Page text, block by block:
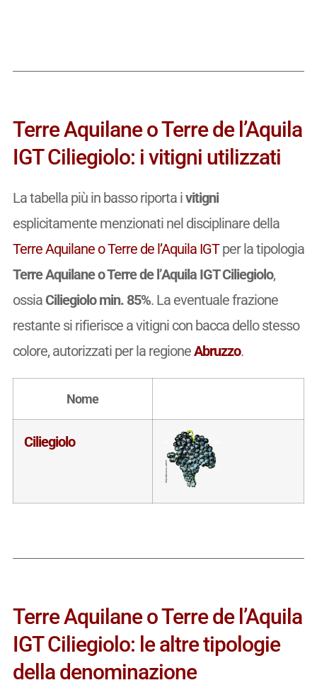
Terre Aquilane o Terre de l’Aquila
IGT Ciliegiolo: i vitigni utilizzati
La tabella più in basso riporta ivitigni
esplicitamente menzionati nel disciplinare della
Terre Aquilane o Terre de l’Aquila IGTper la tipologia
Terre Aquilane o Terre de l’Aquila IGT Ciliegiolo,
ossia Ciliegiolo min. 85%. La eventuale frazione
restante si rifierisce a vitigni con bacca dello stesso
colore, autorizzati per la regioneAbruzzo.
Nome
Ciliegiolo
Terre Aquilane o Terre de l’Aquila
IGT Ciliegiolo: le altre tipologie
della denominazione